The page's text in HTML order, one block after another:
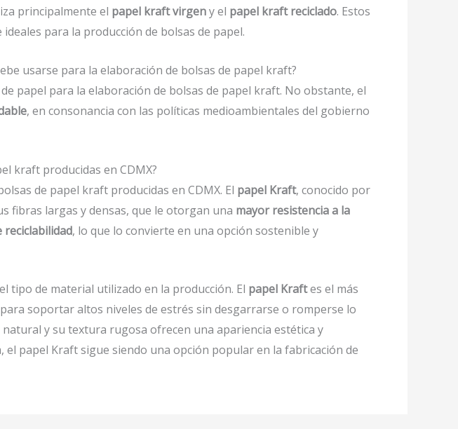
principalmente el papel kraft virgeny el papel kraft reciclado. Estos
para la producción de bolsas de papel.
usarse para la elaboración de bolsas de papel kraft?
papel para la elaboración de bolsas de papel kraft. No obstante, el
, en consonancia con las políticas medioambientales del gobierno
kraft producidas en CDMX?
de papel kraft producidas en CDMX. El papel Kraft, conocido por
fibras largas y densas, que le otorgan una mayor resistencia a la
reciclabilidad, lo que lo convierte en una opción sostenible y
tipo de material utilizado en la producción. El papel Kraftes el más
soportar altos niveles de estrés sin desgarrarse o romperse lo
y su textura rugosa ofrecen una apariencia estética y
papel Kraft sigue siendo una opción popular en la fabricación de